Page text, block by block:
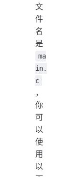
文
件
名
是
ma
in.
c
，
你
可
以
使
用
以